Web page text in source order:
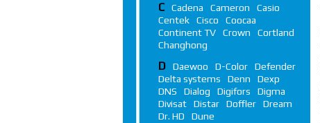
C Cadena Cameron
Casio
Centek
Cisco
Coocaa
Continent TV
Crown
Cortland
Changhong
D Daewoo D-Color
Defender
Delta systems
Denn
Dexp
DNS
Dialog Digifors
Digma
Divisat
Distar Doffler
Dream
Dr. HD
Dune